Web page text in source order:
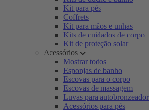
Kit para pés
Coffrets
Kit para mãos e unhas
Kits de cuidados de corpo
Kit de proteção solar
Acessórios
Mostrar todos
Esponjas de banho
Escovas para o corpo
Escovas de massagem
Luvas para autobronzeador
Acessórios para pés